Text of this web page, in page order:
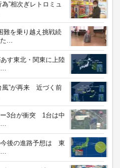
為”相次ぎレトロミュ
難を乗り越え挑戦続
た…
す東北・関東に上陸
…
風”が再来 近づく前
ー3台が衝突 1台は中
…
今後の進路予想は 東
…